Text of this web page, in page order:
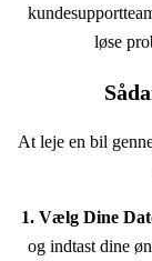
løse
At leje en bil
1. Vælg Dine
og indtast dine